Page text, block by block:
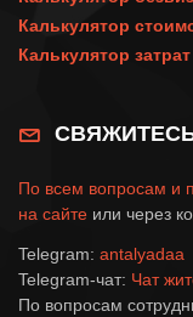
Калькулятор
Калькулятор
По всем вопросам и
на сайте или через
Telegram: antalyadaa
Telegram-чат: Чат
По вопросам